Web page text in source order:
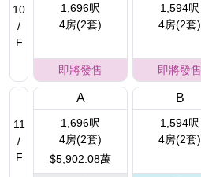
10
/
F
11
/
F
1,696呎
4房(2套)
即將發售
1,594呎
4房(2套)
即將發售
A
1,696呎
4房(2套)
$5,902.08萬
B
1,594呎
4房(2套)